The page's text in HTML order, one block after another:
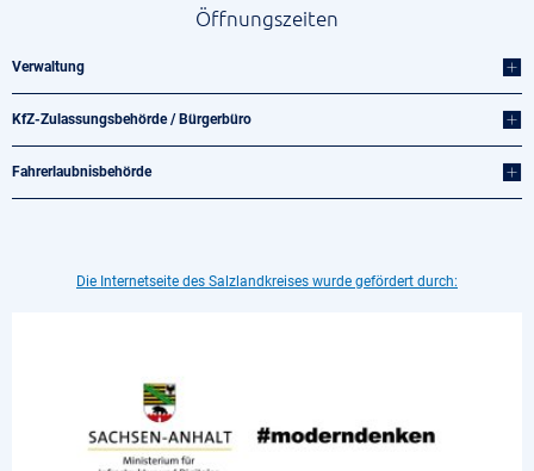
Öffnungszeiten
Verwaltung
KfZ-Zulassungsbehörde / Bürgerbüro
Fahrerlaubnisbehörde
Die Internetseite des Salzlandkreises wurde gefördert durch: